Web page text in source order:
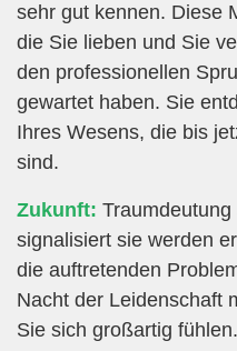
sehr gut kennen. Diese
die Sie lieben und Sie
den professionellen
gewartet haben. Sie
Ihres Wesens, die bis
sind.
Zukunft:
signalisiert sie werden
die auftretenden
Nacht der Leidenschaft
Sie sich großartig